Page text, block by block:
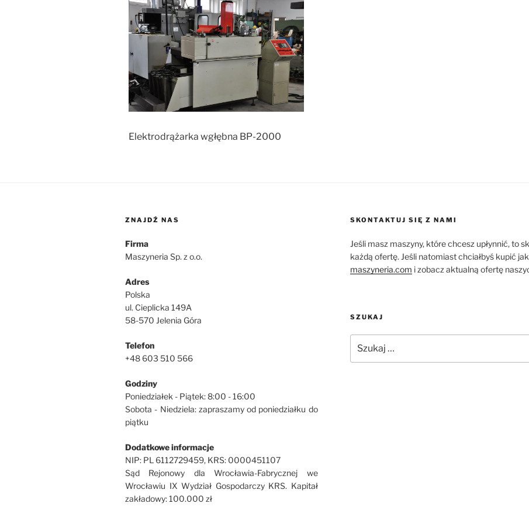
Elektrodrążarka wgłębna BP-2000
ZNAJDŹ NAS
Firma
Maszyneria Sp. z o.o.
Adres
Polska
ul. Cieplicka 149A
58-570 Jelenia Góra
Telefon
+48 603 510 566
Godziny
Poniedziałek - Piątek: 8:00 - 16:00
Sobota - Niedziela: zapraszamy od poniedziałku do
piątku
Dodatkowe informacje
NIP: PL 6112729459, KRS: 0000451107
Sąd Rejonowy dla Wrocławia-Fabrycznej we
Wrocławiu IX Wydział Gospodarczy KRS. Kapitał
zakładowy: 100.000 zł
SKONTAKTUJ SIĘ Z NAMI
Jeśli masz maszyny, które chcesz upłynnić, to
każdą ofertę. Jeśli natomiast chciałbyś kupić
maszyneria.com i zobacz aktualną ofertę
SZUKAJ